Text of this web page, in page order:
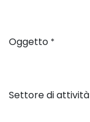
Oggetto *
Settore di attività